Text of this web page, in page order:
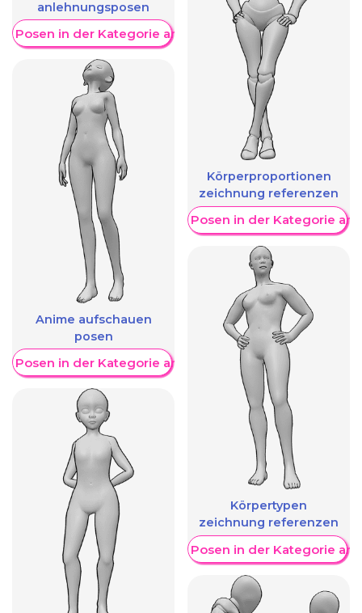
anlehnungsposen
Posen in der Kategorie anzeigen
Anime aufschauen
posen
Posen in der Kategorie anzeigen
Körperproportionen
zeichnung referenzen
Weitere Posen in der Kategorie
Körpertypen
zeichnung referenzen
Weitere Posen in der Kategorie